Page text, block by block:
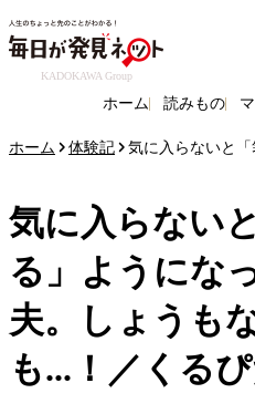
KADOKAWA Group
ホーム 読みもの
ホーム 体験記 気に入らないと
気に入らない
る」ようにな
夫。しょうも
も...！／くる